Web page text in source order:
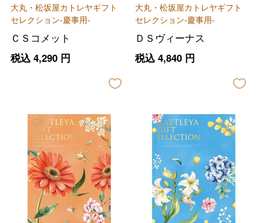
大丸・松坂屋カトレヤギフト
セレクション-慶事用-
ＣＳコメット
税込 4,290円
大丸・松坂屋カトレヤギフト
セレクション-慶事用-
ＤＳヴィーナス
税込 4,840円